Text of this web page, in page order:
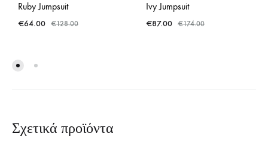
Ruby Jumpsuit
€64.00 €128.00
Ivy Jumpsuit
€87.00 €174.00
Σχετικά προϊόντα